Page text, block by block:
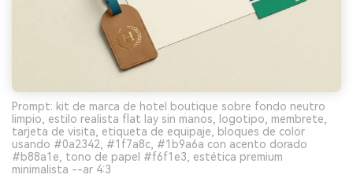
Prompt: kit de marca de hotel boutique sobre fondo neutro
limpio, estilo realista flat lay sin manos, logotipo, membrete,
tarjeta de visita, etiqueta de equipaje, bloques de color
usando #0a2342, #1f7a8c, #1b9a6a con acento dorado
#b88a1e, tono de papel #f6f1e3, estética premium
minimalista --ar 4:3